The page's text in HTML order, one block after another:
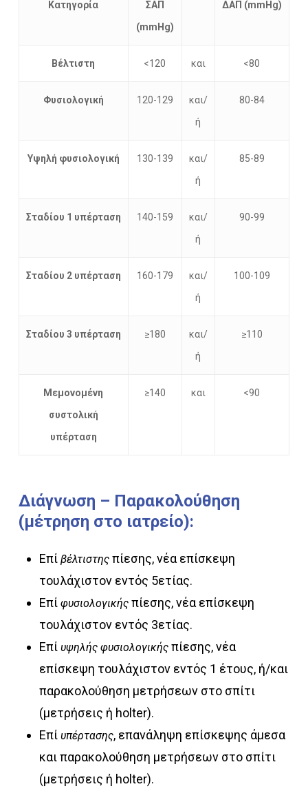
Κατηγορία
ΣΑΠ
(mmHg)
ΔΑΠ (mmHg)
Βέλτιστη <120 και <80
Φυσιολογική 120-129
και/
ή
80-84
Υψηλή φυσιολογική 130-139
και/
ή
85-89
Σταδίου 1 υπέρταση 140-159
και/
ή
90-99
Σταδίου 2 υπέρταση 160-179
και/
ή
100-109
Σταδίου 3 υπέρταση ≥180
και/
ή
≥110
Μεμονομένη
συστολική
υπέρταση
≥140 και <90
Διάγνωση – Παρακολούθηση
(μέτρηση στο ιατρείο):
Επί βέλτιστηςπίεσης, νέα επίσκεψη
τουλάχιστον εντός 5ετίας.
Επί φυσιολογικήςπίεσης, νέα επίσκεψη
τουλάχιστον εντός 3ετίας.
Επί υψηλής φυσιολογικήςπίεσης, νέα
επίσκεψη τουλάχιστον εντός 1 έτους, ή/και
παρακολούθηση μετρήσεων στο σπίτι
(μετρήσεις ή holter).
Επί υπέρτασης, επανάληψη επίσκεψης άμεσα
και παρακολούθηση μετρήσεων στο σπίτι
(μετρήσεις ή holter).